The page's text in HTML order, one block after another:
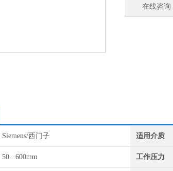
在线咨询
Siemens/西门子 适用介质
50...600mm 工作压力